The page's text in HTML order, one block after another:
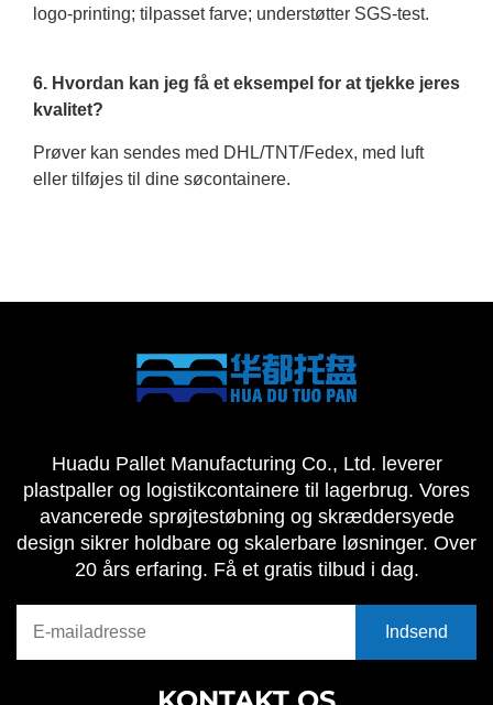
logo-printing; tilpasset farve; understøtter SGS-test.
6. Hvordan kan jeg få et eksempel for at tjekke jeres
kvalitet?
Prøver kan sendes med DHL/TNT/Fedex, med luft
eller tilføjes til dine søcontainere.
Huadu Pallet Manufacturing Co., Ltd. leverer
plastpaller og logistikcontainere til lagerbrug. Vores
avancerede sprøjtestøbning og skræddersyede
design sikrer holdbare og skalerbare løsninger. Over
20 års erfaring. Få et gratis tilbud i dag.